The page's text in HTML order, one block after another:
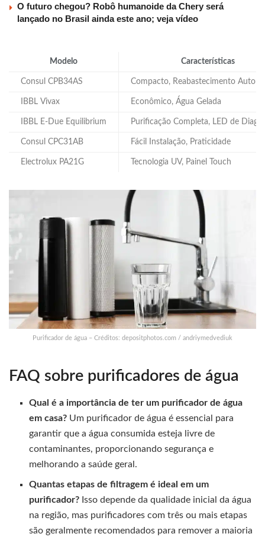
O futuro chegou? Robô humanoide da Chery será
lançado no Brasil ainda este ano; veja vídeo
Modelo Características
Consul CPB34AS Compacto, Reabastecimento
IBBL Vivax Econômico, Água Gelada
IBBL E-Due Equilibrium Purificação Completa, LED de
Consul CPC31AB Fácil Instalação, Praticidade
Electrolux PA21G Tecnologia UV, Painel Touch
Purificador de água – Créditos: depositphotos.com / andriymedvediuk
FAQ sobre purificadores de água
Qual é a importância de ter um purificador de água
em casa? Um purificador de água é essencial para
garantir que a água consumida esteja livre de
contaminantes, proporcionando segurança e
melhorando a saúde geral.
Quantas etapas de filtragem é ideal em um
purificador? Isso depende da qualidade inicial da água
na região, mas purificadores com três ou mais etapas
são geralmente recomendados para remover a maioria